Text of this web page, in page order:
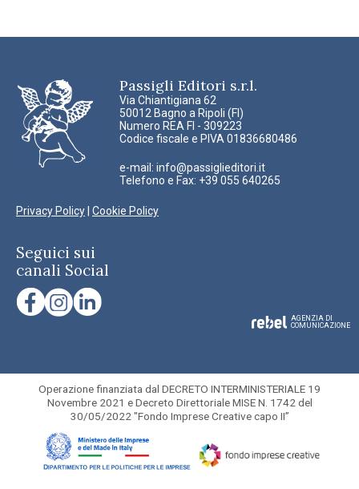
Passigli Editori s.r.l.
Via Chiantigiana 62
50012 Bagno a Ripoli (FI)
Numero REA FI - 309223
Codice fiscale e PIVA 01836680486
e-mail: info@passiglieditori.it
Telefono e Fax: +39 055 640265
Privacy Policy Cookie Policy
Seguici sui
canali Social
AGENZIA DI
COMUNICAZIONE
Operazione finanziata dal DECRETO INTERMINISTERIALE 19
Novembre 2021 e Decreto Direttoriale MISE N. 1742 del
30/05/2022 "Fondo Imprese Creative capo II”